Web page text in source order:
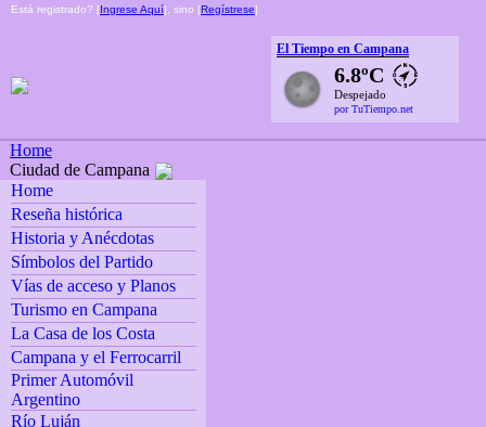
Está registrado? [Ingrese Aquí], sino [Regístrese]
El Tiempo en Campana
6.8ºC
Despejado
por TuTiempo.net
Home
Ciudad de Campana
Home
Reseña histórica
Historia y Anécdotas
Símbolos del Partido
Vías de acceso y Planos
Turismo en Campana
La Casa de los Costa
Campana y el Ferrocarril
Primer Automóvil
Argentino
Río Luján